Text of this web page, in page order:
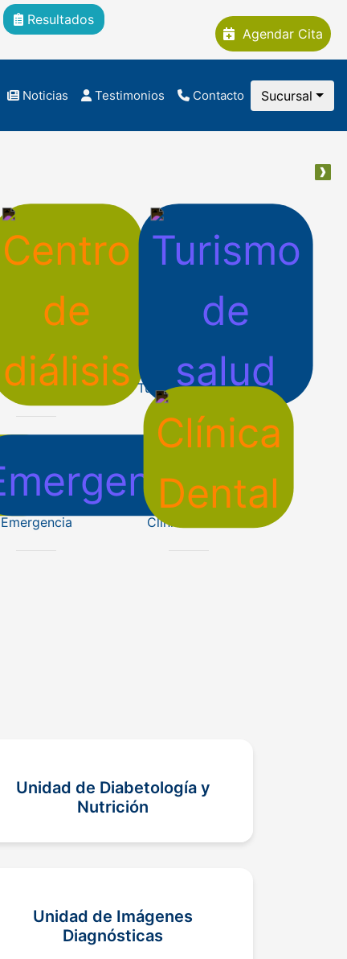
Agendar Cita
Resultados
Noticias Testimonios Contacto Sucursal
de diálisis Turismo de salud
Emergencia Clínica Dental
Unidad de Diabetología y
Nutrición
Unidad de Imágenes
Diagnósticas